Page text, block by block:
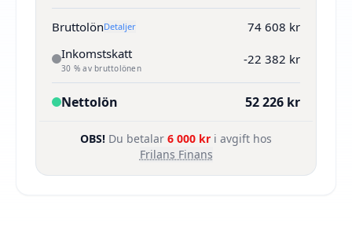
BruttolönDetaljer
74 608 kr
Inkomstskatt
30 % av bruttolönen
-22 382 kr
Nettolön 52 226 kr
OBS! Du betalar 6 000 kr i avgift hos
Frilans Finans